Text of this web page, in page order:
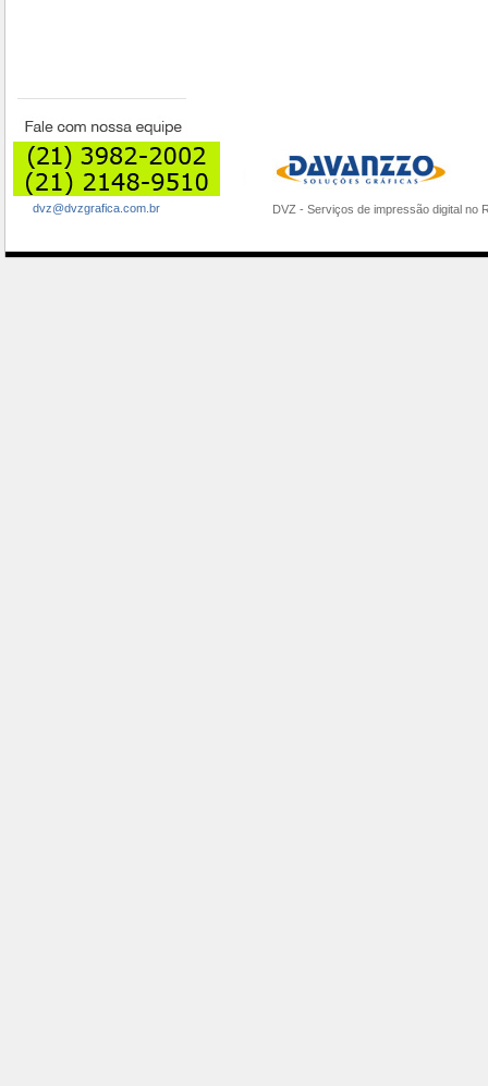
DVZ - Serviços de impressão digital
dvz@dvzgrafica.com.br